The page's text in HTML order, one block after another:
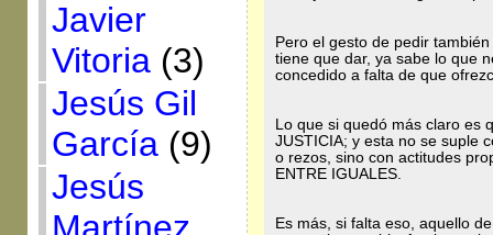
Javier
Vitoria(3)
Jesús Gil
García(9)
Jesús
Pero el gesto de pedir
tiene que dar, ya sabe lo que
concedido a falta de que
Lo que si quedó más claro es
JUSTICIA; y esta no se suple
o rezos, sino con actitudes
ENTRE IGUALES.
Es más, si falta eso, aquello